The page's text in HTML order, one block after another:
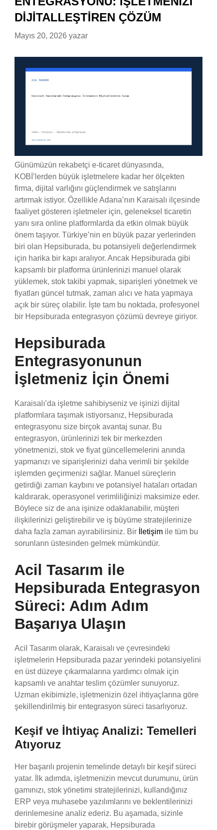
DIJITALLEŞTIREN ÇÖZÜM
Mayıs 20, 2026 yazar
Günümüzün rekabetçi e-ticaret dünyasında,
KOBİ’lerden büyük işletmelere kadar her ölçekten
firma, dijital varlığını güçlendirmek ve satışlarını
artırmak istiyor. Özellikle Adana’nın Karaisalı ilçesinde
faaliyet gösteren işletmeler için, geleneksel ticaretin
yanı sıra online platformlarda da etkin olmak büyük
önem taşıyor. Türkiye’nin en büyük pazar yerlerinden
biri olan Hepsiburada, bu potansiyeli değerlendirmek
için harika bir kapı aralıyor. Ancak Hepsiburada gibi
kapsamlı bir platforma ürünlerinizi manuel olarak
yüklemek, stok takibi yapmak, siparişleri yönetmek ve
fiyatları güncel tutmak, zaman alıcı ve hata yapmaya
açık bir süreç olabilir. İşte tam bu noktada, profesyonel
bir Hepsiburada entegrasyon çözümü devreye giriyor.
Hepsiburada
Entegrasyonunun
İşletmeniz İçin Önemi
Karaisalı’da işletme sahibiyseniz ve işinizi dijital
platformlara taşımak istiyorsanız, Hepsiburada
entegrasyonu size birçok avantaj sunar. Bu
entegrasyon, ürünlerinizi tek bir merkezden
yönetmenizi, stok ve fiyat güncellemelerini anında
yapmanızı ve siparişlerinizi daha verimli bir şekilde
işlemden geçirmenizi sağlar. Manuel süreçlerin
getirdiği zaman kaybını ve potansiyel hataları ortadan
kaldırarak, operasyonel verimliliğinizi maksimize eder.
Böylece siz de ana işinize odaklanabilir, müşteri
ilişkilerinizi geliştirebilir ve iş büyüme stratejilerinize
daha fazla zaman ayırabilirsiniz. Bir
İletişim ile tüm bu
sorunların üstesinden gelmek mümkündür.
Acil Tasarım ile
Hepsiburada Entegrasyon
Süreci: Adım Adım
Başarıya Ulaşın
Acil Tasarım olarak, Karaisalı ve çevresindeki
işletmelerin Hepsiburada pazar yerindeki potansiyelini
en üst düzeye çıkarmalarına yardımcı olmak için
kapsamlı ve anahtar teslim çözümler sunuyoruz.
Uzman ekibimizle, işletmenizin özel ihtiyaçlarına göre
şekillendirilmiş bir entegrasyon süreci tasarlıyoruz.
Keşif ve İhtiyaç Analizi: Temelleri
Atıyoruz
Her başarılı projenin temelinde detaylı bir keşif süreci
yatar. İlk adımda, işletmenizin mevcut durumunu, ürün
gamınızı, stok yönetimi stratejilerinizi, kullandığınız
ERP veya muhasebe yazılımlarını ve beklentilerinizi
derinlemesine analiz ederiz. Bu aşamada, sizinle
birebir görüşmeler yaparak, Hepsiburada